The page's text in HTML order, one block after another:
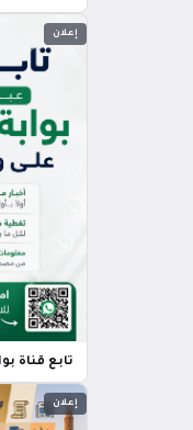
إعلان
تابع قناة
إعلان